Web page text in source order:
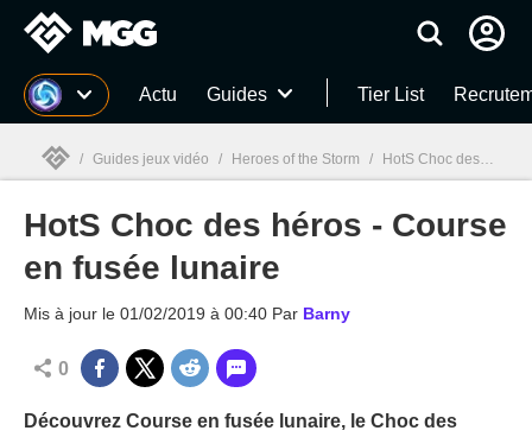
MGG Actu Guides Tier List
MGG
/ Guides jeux vidéo / Heroes of the Storm / HotS Choc des héros - Course en fusée lunaire
HotS Choc des héros - Course
en fusée lunaire
Mis à jour le 01/02/2019 à 00:40 Par Barny
0
Découvrez Course en fusée lunaire, le Choc des